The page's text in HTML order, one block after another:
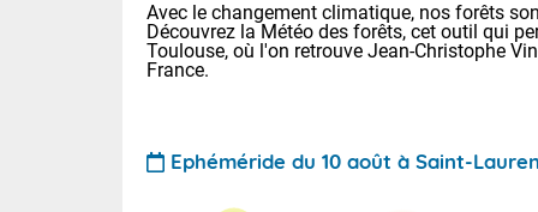
Avec le changement climatique, nos forêts
Découvrez la Météo des forêts, cet outil qui
Toulouse, où l'on retrouve Jean-Christophe
France.
Ephéméride du 10 août à Saint-